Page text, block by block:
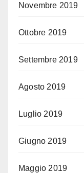
Novembre 2019
Ottobre 2019
Settembre 2019
Agosto 2019
Luglio 2019
Giugno 2019
Maggio 2019